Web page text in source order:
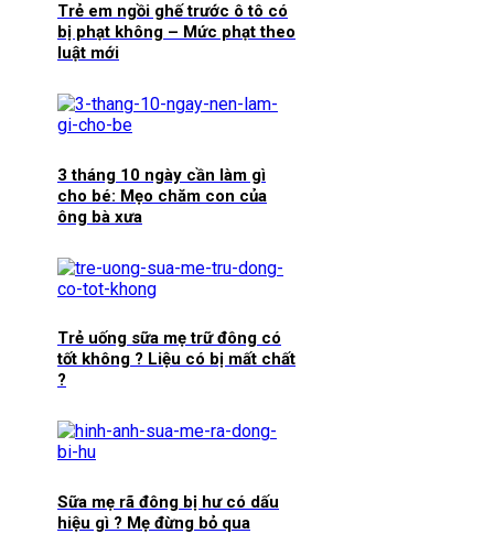
Trẻ em ngồi ghế trước ô tô có
bị phạt không – Mức phạt theo
luật mới
3 tháng 10 ngày cần làm gì
cho bé: Mẹo chăm con của
ông bà xưa
Trẻ uống sữa mẹ trữ đông có
tốt không ? Liệu có bị mất chất
?
Sữa mẹ rã đông bị hư có dấu
hiệu gì ? Mẹ đừng bỏ qua